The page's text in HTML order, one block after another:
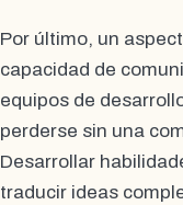
Por último, un
capacidad de
equipos de
perderse sin una
Desarrollar
traducir ideas